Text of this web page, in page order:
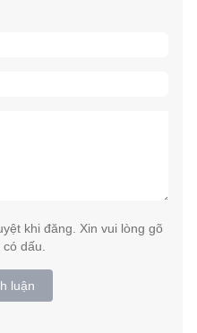
khi đăng. Xin vui lòng gõ
dấu.
luận